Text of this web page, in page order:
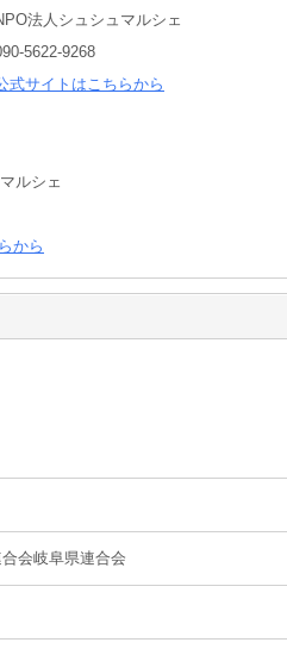
法人シュシュマルシェ
5622-9268
式サイトはこちらから
ルシェ
から
会岐阜県連合会